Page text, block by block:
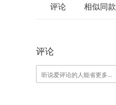
评论 相似同款
评论